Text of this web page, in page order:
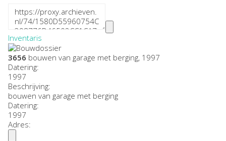
Inventaris
3656 bouwen van garage met berging, 1997
Datering:
1997
Beschrijving:
bouwen van garage met berging
Datering:
1997
Adres: